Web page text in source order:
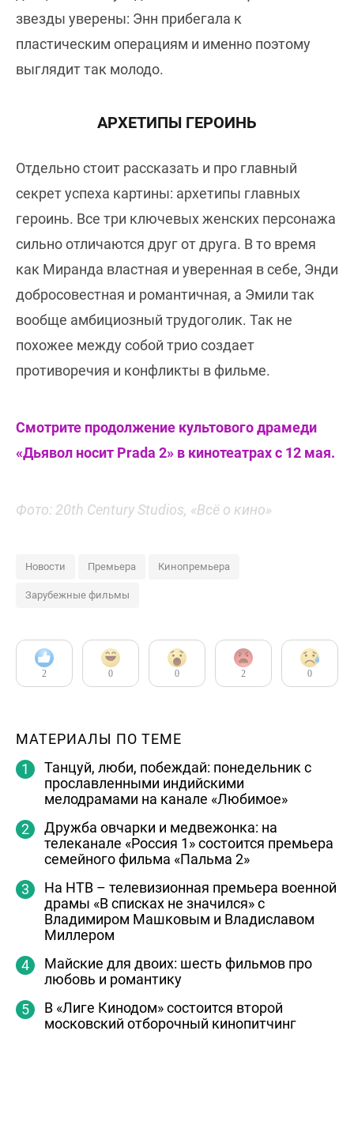
звезды уверены: Энн прибегала к
пластическим операциям и именно поэтому
выглядит так молодо.
АРХЕТИПЫ ГЕРОИНЬ
Отдельно стоит рассказать и про главный
секрет успеха картины: архетипы главных
героинь. Все три ключевых женских персонажа
сильно отличаются друг от друга. В то время
как Миранда властная и уверенная в себе, Энди
добросовестная и романтичная, а Эмили так
вообще амбициозный трудоголик. Так не
похожее между собой трио создает
противоречия и конфликты в фильме.
Смотрите продолжение культового драмеди
«Дьявол носит Prada 2» в кинотеатрах с 12 мая.
Фото: 20th Century Studios, «Всё о кино»
Новости Премьера Кинопремьера
Зарубежные фильмы
2 0 0 2 0
МАТЕРИАЛЫ ПО ТЕМЕ
Танцуй, люби, побеждай: понедельник с
прославленными индийскими
мелодрамами на канале «Любимое»
Дружба овчарки и медвежонка: на
телеканале «Россия 1» состоится премьера
семейного фильма «Пальма 2»
На НТВ – телевизионная премьера военной
драмы «В списках не значился» с
Владимиром Машковым и Владиславом
Миллером
Майские для двоих: шесть фильмов про
любовь и романтику
В «Лиге Кинодом» состоится второй
московский отборочный кинопитчинг